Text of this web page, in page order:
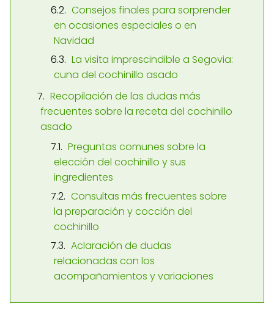
Consejos finales para sorprender
en ocasiones especiales o en
Navidad
La visita imprescindible a Segovia:
cuna del cochinillo asado
Recopilación de las dudas más
frecuentes sobre la receta del cochinillo
asado
Preguntas comunes sobre la
elección del cochinillo y sus
ingredientes
Consultas más frecuentes sobre
la preparación y cocción del
cochinillo
Aclaración de dudas
relacionadas con los
acompañamientos y variaciones